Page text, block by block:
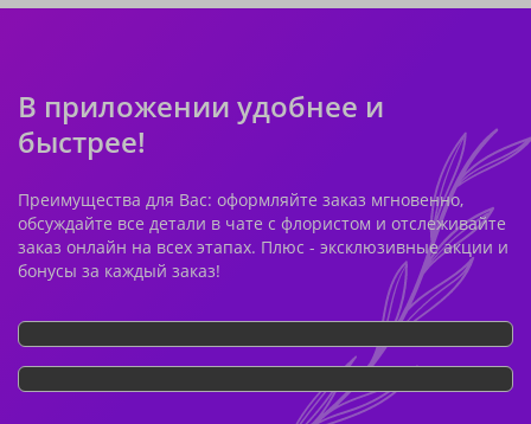
В приложении удобнее и
быстрее!
Преимущества для Вас: оформляйте заказ мгновенно,
обсуждайте все детали в чате с флористом и отслеживайте
заказ онлайн на всех этапах. Плюс - эксклюзивные акции и
бонусы за каждый заказ!